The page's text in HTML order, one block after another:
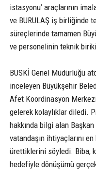
istasyonu’ araçlarının
ve BURULAŞ iş birliğinde
süreçlerinde tamamen
ve personelinin teknik
BUSKİ Genel Müdürlüğü
inceleyen Büyükşehir
Afet Koordinasyon
gelerek kolaylıklar diledi.
hakkında bilgi alan
vatandaşın ihtiyaçlarını
ürettiklerini söyledi. Biba,
hedefiyle dönüşümü